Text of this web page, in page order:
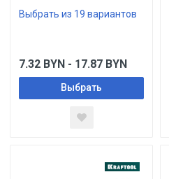
Выбрать из 19 вариантов
7.32 BYN - 17.87 BYN
Выбрать